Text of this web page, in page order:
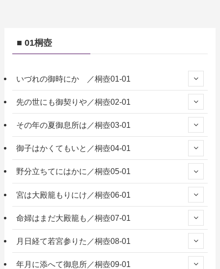
■ 01桐壺
いづれの御時にか ／桐壺01-01
先の世にも御契りや／桐壺02-01
その年の夏御息所は／桐壺03-01
御子はかくてもいと／桐壺04-01
野分立ちてにはかに／桐壺05-01
宮は大殿籠もりにけ／桐壺06-01
命婦はまだ大殿籠も／桐壺07-01
月日経て若宮参りた／桐壺08-01
年月に添へて御息所／桐壺09-01